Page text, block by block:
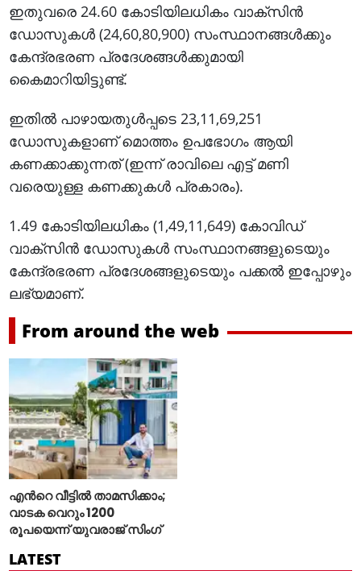
ഇതുവരെ 24.60 കോടിയിലധികം വാക്സിൻ
ഡോസുകൾ (24,60,80,900) സംസ്ഥാനങ്ങൾക്കും
കേന്ദ്രഭരണ പ്രദേശങ്ങൾക്കുമായി
കൈമാറിയിട്ടുണ്ട്.
ഇതിൽ പാഴായതുൾപ്പടെ 23,11,69,251
ഡോസുകളാണ് മൊത്തം ഉപഭോഗം ആയി
കണക്കാക്കുന്നത് (ഇന്ന് രാവിലെ എട്ട് മണി
വരെയുള്ള കണക്കുകൾ പ്രകാരം).
1.49 കോടിയിലധികം (1,49,11,649) കോവിഡ്
വാക്സിൻ ഡോസുകൾ സംസ്ഥാനങ്ങളുടെയും
കേന്ദ്രഭരണ പ്രദേശങ്ങളുടെയും പക്കൽ ഇപ്പോഴും
ലഭ്യമാണ്.
From around the web
എന്‍റെ വീട്ടില്‍ താമസിക്കാം;
വാടക വെറും 1200
രൂപയെന്ന് യുവരാജ് സിംഗ്
LATEST